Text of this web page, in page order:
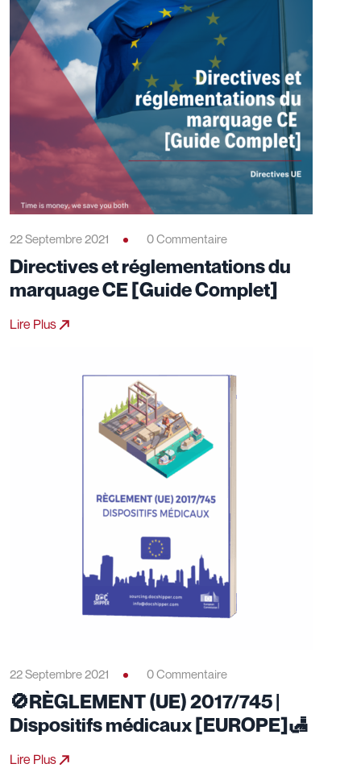
22 Septembre 2021 0 Commentaire
Directives et réglementations du
marquage CE [Guide Complet]
Lire Plus
22 Septembre 2021 0 Commentaire
🚫RÈGLEMENT (UE) 2017/745 |
Dispositifs médicaux [EUROPE]🛃
Lire Plus